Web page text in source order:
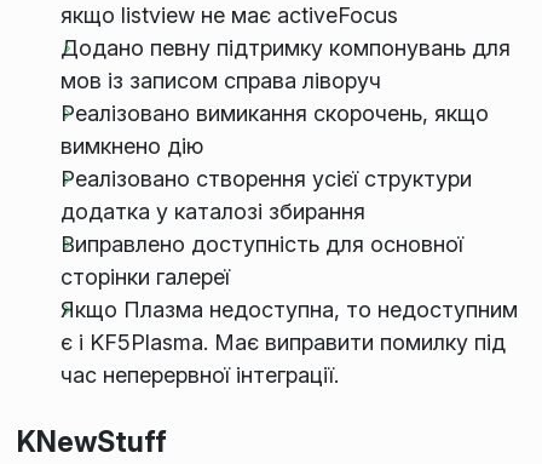
якщо listview не має activeFocus
Додано певну підтримку компонувань для
мов із записом справа ліворуч
Реалізовано вимикання скорочень, якщо
вимкнено дію
Реалізовано створення усієї структури
додатка у каталозі збирання
Виправлено доступність для основної
сторінки галереї
Якщо Плазма недоступна, то недоступним
є і KF5Plasma. Має виправити помилку під
час неперервної інтеграції.
KNewStuff